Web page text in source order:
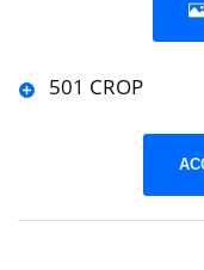
501 CROP